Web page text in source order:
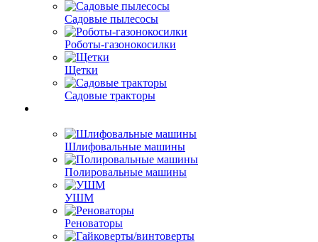
Садовые пылесосы
Роботы-газонокосилки
Щетки
Садовые тракторы
Шлифовальные машины
Полировальные машины
УШМ
Реноваторы